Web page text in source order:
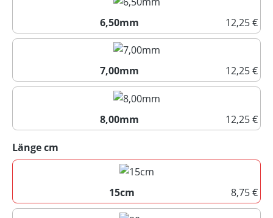
6,50mm
12,25 €
6,50mm
7,00mm
12,25 €
7,00mm
8,00mm
12,25 €
Länge cm
15cm
8,75 €
15cm